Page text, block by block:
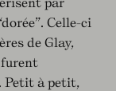
Celle-ci
de Glay,
furent
Petit à petit,